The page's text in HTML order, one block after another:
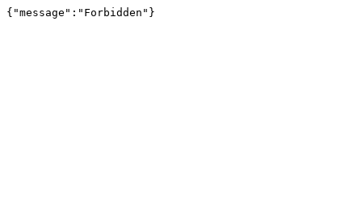
{"message":"Forbidden"}